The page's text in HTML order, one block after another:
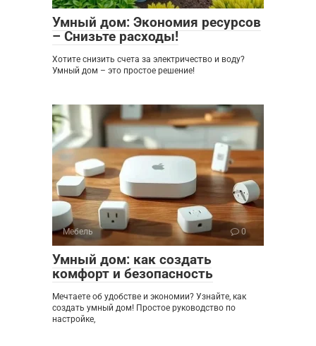
Умный дом: Экономия ресурсов
– Снизьте расходы!
Хотите снизить счета за электричество и воду?
Умный дом – это простое решение!
Мебель 0
Умный дом: как создать
комфорт и безопасность
Мечтаете об удобстве и экономии? Узнайте, как
создать умный дом! Простое руководство по
настройке,